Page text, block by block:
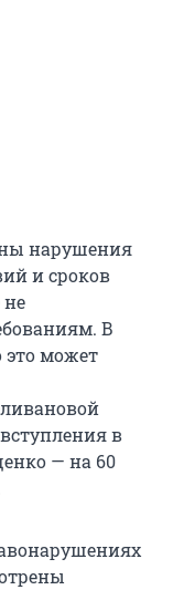
нарушения
и сроков
В
это может
в
— на 60